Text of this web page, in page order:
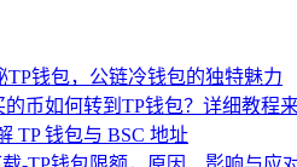
TP钱包，公链冷钱包的独特魅力
币如何转到TP钱包？详细教程
TP 钱包与 BSC 地址